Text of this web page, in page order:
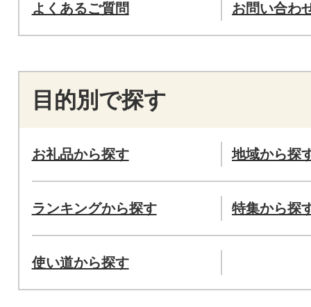
よくあるご質問 お問い合わ
目的別で探す
お礼品から探す 地域から探
ランキングから探す 特集から探
使い道から探す